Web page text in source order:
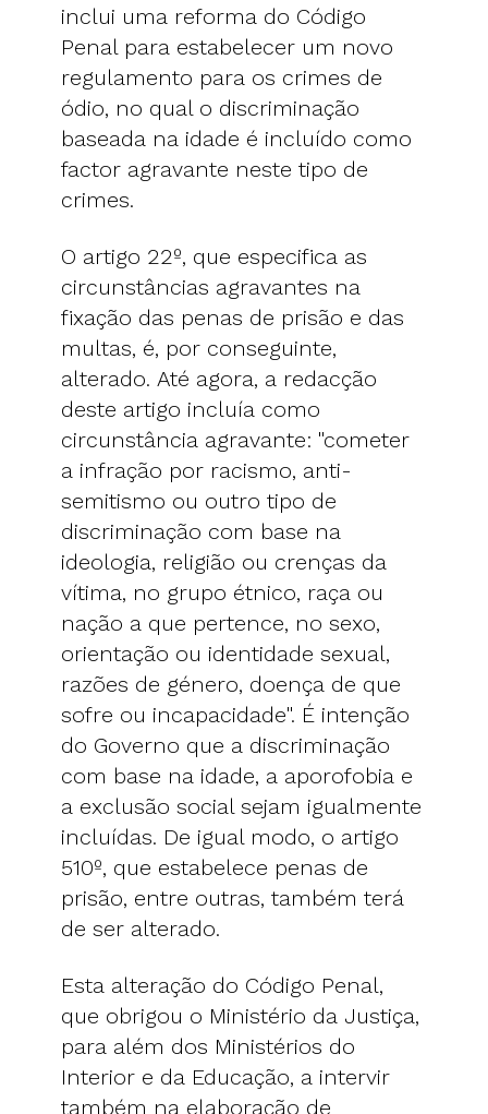
inclui uma reforma do Código
Penal para estabelecer um novo
regulamento para os crimes de
ódio, no qual o discriminação
baseada na idade é incluído como
factor agravante neste tipo de
crimes.
O artigo 22º, que especifica as
circunstâncias agravantes na
fixação das penas de prisão e das
multas, é, por conseguinte,
alterado. Até agora, a redacção
deste artigo incluía como
circunstância agravante: "cometer
a infração por racismo, anti-
semitismo ou outro tipo de
discriminação com base na
ideologia, religião ou crenças da
vítima, no grupo étnico, raça ou
nação a que pertence, no sexo,
orientação ou identidade sexual,
razões de género, doença de que
sofre ou incapacidade". É intenção
do Governo que a discriminação
com base na idade, a aporofobia e
a exclusão social sejam igualmente
incluídas. De igual modo, o artigo
510º, que estabelece penas de
prisão, entre outras, também terá
de ser alterado.
Esta alteração do Código Penal,
que obrigou o Ministério da Justiça,
para além dos Ministérios do
Interior e da Educação, a intervir
também na elaboração de